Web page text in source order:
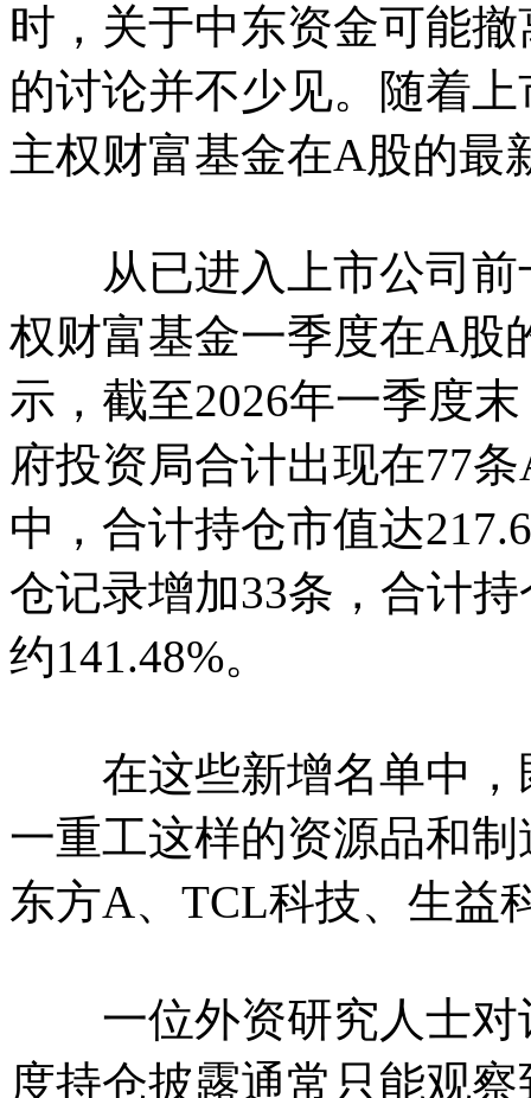
时，关于中东资金可能
的讨论并不少见。随着
主权财富基金在A股的最
从已进入上市公司前
权财富基金一季度在A股
示，截至2026年一季度
府投资局合计出现在77
中，合计持仓市值达
仓记录增加33条，合计
约141.48%。
在这些新增名单中，
一重工这样的资源品和
东方A、TCL科技、生益
一位外资研究人士对
度持仓披露通常只能观